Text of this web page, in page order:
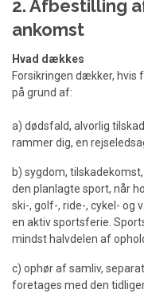
2. Afbestilling
ankomst
Hvad dækkes
Forsikringen dækker, hvis
på grund af:
a) dødsfald, alvorlig
rammer dig, en
b) sygdom,
den planlagte sport, når
ski-, golf-, ride-, cykel- og
en aktiv sportsferie.
mindst halvdelen af
c) ophør af samliv,
foretages med den